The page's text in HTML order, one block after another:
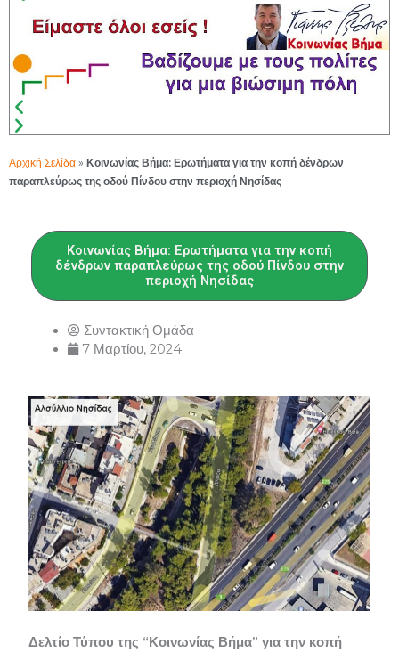
Αρχική Σελίδα » Κοινωνίας Βήμα: Ερωτήματα για την κοπή δένδρων
παραπλεύρως της οδού Πίνδου στην περιοχή Νησίδας
Κοινωνίας Βήμα: Ερωτήματα για την κοπή
δένδρων παραπλεύρως της οδού Πίνδου στην
περιοχή Νησίδας
Συντακτική Ομάδα
7 Μαρτίου, 2024
Δελτίο Τύπου της “Κοινωνίας Βήμα” για την κοπή